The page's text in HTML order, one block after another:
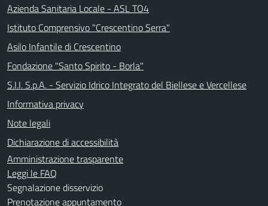
Azienda Sanitaria Locale - ASL TO4
Istituto Comprensivo "Crescentino Serra"
Asilo Infantile di Crescentino
Fondazione "Santo Spirito - Borla"
S.I.I. S.p.A. - Servizio Idrico Integrato del Biellese e Vercellese
Informativa privacy
Note legali
Dichiarazione di accessibilità
Amministrazione trasparente
Leggi le FAQ
Segnalazione disservizio
Prenotazione appuntamento